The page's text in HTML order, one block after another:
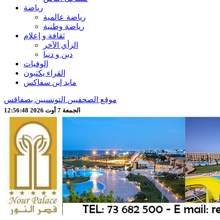
رياضة
رياضة عالمية
رياضة وطنية
ثقافة و إعلام
الرأي الآخر
دين و دنيا
الوفيات
القراء يكتبون
مايد إين سفاكس
موقع الصحفيين التونسيين بصفاقس
الجمعة 7 أوت 2026 12:56:50